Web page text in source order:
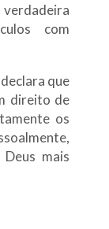
com
que
direito de
os
mais